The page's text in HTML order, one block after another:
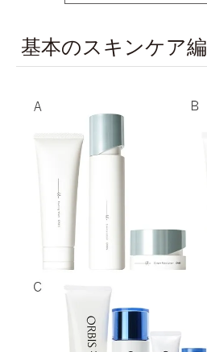
基本のスキンケア編